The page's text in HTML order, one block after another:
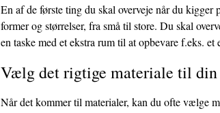
En af de første ting du skal overveje når du
former og størrelser, fra små til store. Du skal
en taske med et ekstra rum til at opbevare f.eks.
Vælg det rigtige materiale til din
Når det kommer til materialer, kan du ofte vælge